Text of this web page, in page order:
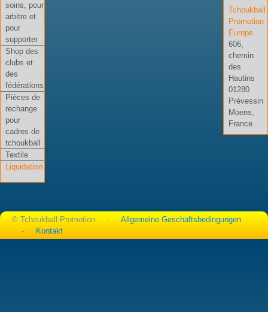
soins, pour
arbitre et
pour
supporter
Shop des
clubs et
des
fédérations
Pièces de
rechange
pour
cadres de
tchoukball
Textile
Liquidation
Tchoukball
Promotion
Europe
606,
chemin
des
Hautins
01280
Prévessin
Moens,
France
© Tchoukball Promotion - Allgemeine Geschäftsbedingungen
-
Kontakt